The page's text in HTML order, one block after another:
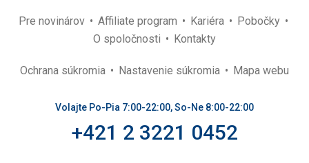
Pre novinárov Affiliate program Kariéra
Pobočky
O spoločnosti
Kontakty
Ochrana súkromia Nastavenie súkromia Mapa webu
Volajte Po-Pia 7:00-22:00, So-Ne 8:00-22:00
+421 2 3221 0452